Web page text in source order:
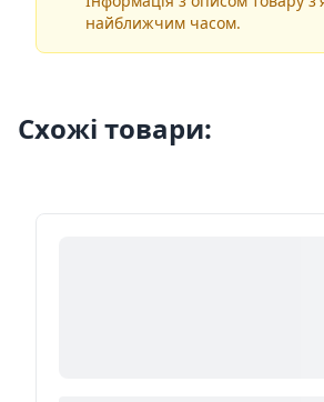
найближчим часом.
Схожі товари: